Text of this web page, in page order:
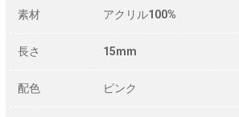
素材 アクリル100%
長さ 15mm
配色 ピンク